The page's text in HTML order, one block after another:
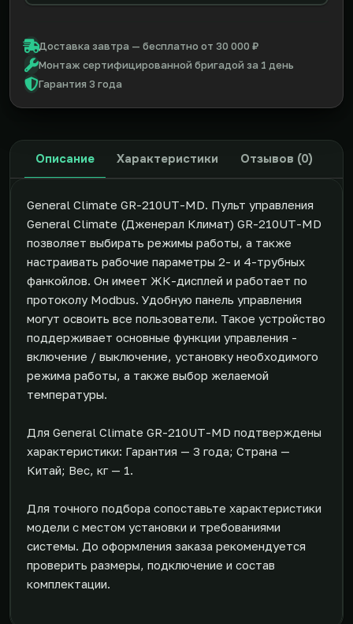
Доставка завтра — бесплатно от 30 000 ₽
Монтаж сертифицированной бригадой за 1 день
Гарантия 3 года
Описание Характеристики Отзывов (0)
General Climate GR-210UT-MD. Пульт управления
General Climate (Дженерал Климат) GR-210UT-MD
позволяет выбирать режимы работы, а также
настраивать рабочие параметры 2- и 4-трубных
фанкойлов. Он имеет ЖК-дисплей и работает по
протоколу Modbus. Удобную панель управления
могут освоить все пользователи. Такое устройство
поддерживает основные функции управления -
включение / выключение, установку необходимого
режима работы, а также выбор желаемой
температуры.
Для General Climate GR-210UT-MD подтверждены
характеристики: Гарантия — 3 года; Страна —
Китай; Вес, кг — 1.
Для точного подбора сопоставьте характеристики
модели с местом установки и требованиями
системы. До оформления заказа рекомендуется
проверить размеры, подключение и состав
комплектации.